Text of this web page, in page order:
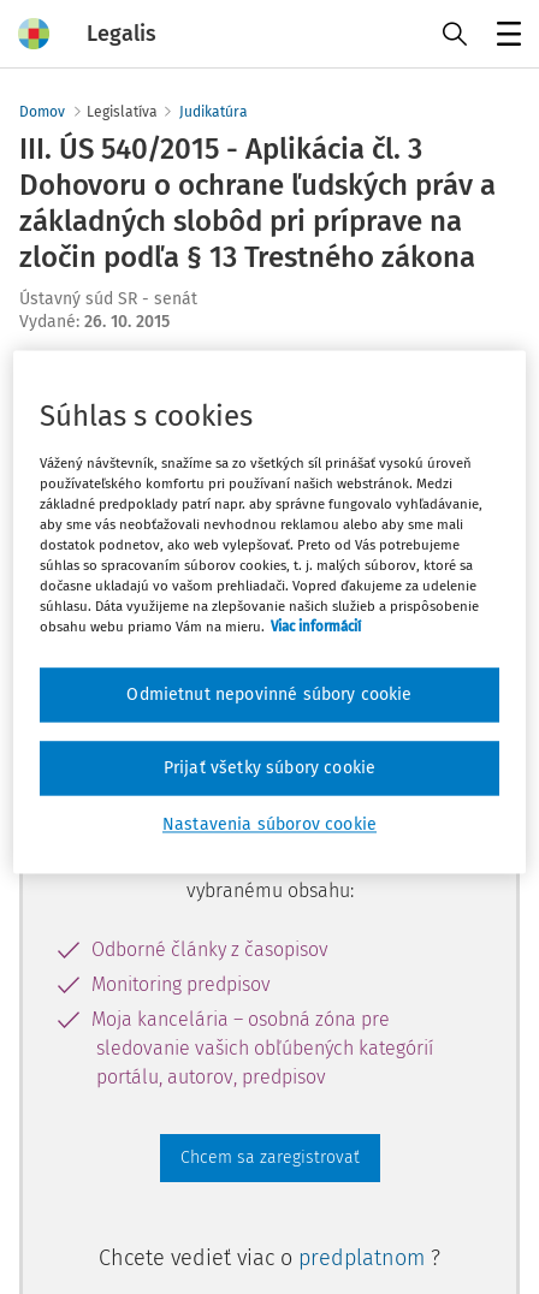
Legalis
Domov Legislatíva Judikatúra
III. ÚS 540/2015 - Aplikácia čl. 3
Dohovoru o ochrane ľudských práv a
základných slobôd pri príprave na
zločin podľa § 13 Trestného zákona
Ústavný súd SR - senát
Vydané: 26. 10. 2015
Ups, zatiaľ ste si prečítali len
začiatok...
Celý odborný obsah z tejto oblasti je
dostupný predplatiteľom portálu.
Odomknite si prístup k odbornému
obsahu a získajte prístup na 10 dní
zdarma, stačí sa len zaregistrovať.
vybranému obsahu:
Odborné články z časopisov
Monitoring predpisov
Moja kancelária – osobná zóna pre
sledovanie vašich obľúbených kategórií
portálu, autorov, predpisov
Chcem sa zaregistrovať
Chcete vedieť viac o predplatnom ?
Súhlas s cookies
Vážený návštevník, snažíme sa zo všetkých síl prinášať vysokú úroveň
používateľského komfortu pri používaní našich webstránok. Medzi
základné predpoklady patrí napr. aby správne fungovalo vyhľadávanie,
aby sme vás neobťažovali nevhodnou reklamou alebo aby sme mali
dostatok podnetov, ako web vylepšovať. Preto od Vás potrebujeme
súhlas so spracovaním súborov cookies, t. j. malých súborov, ktoré sa
dočasne ukladajú vo vašom prehliadači. Vopred ďakujeme za udelenie
súhlasu. Dáta využijeme na zlepšovanie našich služieb a prispôsobenie
obsahu webu priamo Vám na mieru. Viac informácií
Nastavenia súborov cookie
Odmietnut nepovinné súbory cookie
Prijať všetky súbory cookie